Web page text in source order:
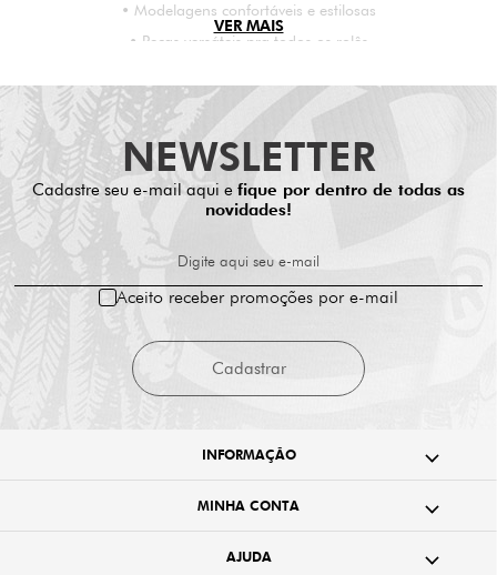
• Modelagens confortáveis e estilosas
• Peças versáteis pra todos os rolês
• Visual autêntico pra quem não segue padrão
Feita pra quem vive o corre com estilo próprio — a categoria
Feminino é pra quem representa na lixa e na rua.
VER MAIS
NEWSLETTER
Cadastre seu e-mail aqui e fique por dentro de todas as
novidades!
Digite aqui seu e-mail
Cadastrar
Aceito receber promoções por e-mail
INFORMAÇÃO
MINHA CONTA
AJUDA